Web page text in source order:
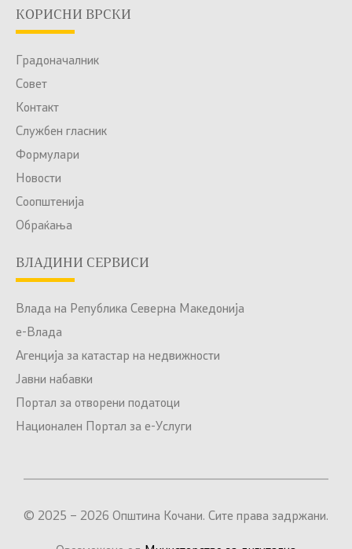
КОРИСНИ ВРСКИ
Градоначалник
Совет
Контакт
Службен гласник
Формулари
Новости
Соопштенија
Обраќања
ВЛАДИНИ СЕРВИСИ
Влада на Република Северна Македонија
е-Влада
Агенција за катастар на недвижности
Јавни набавки
Портал за отворени податоци
Национален Портал за е-Услуги
© 2025 – 2026 Општина Кочани. Сите права задржани.